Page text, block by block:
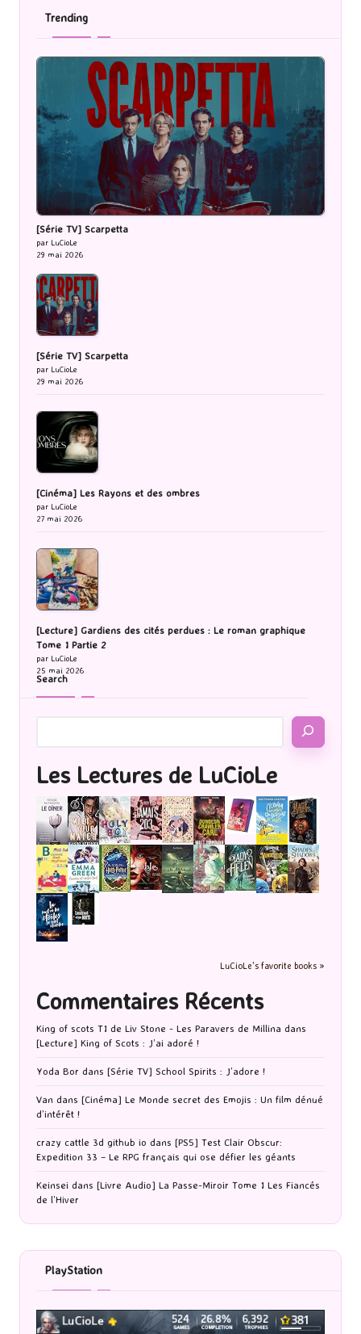
Trending
[Série TV] Scarpetta
par LuCioLe
29 mai 2026
[Série TV] Scarpetta
par LuCioLe
29 mai 2026
[Cinéma] Les Rayons et des ombres
par LuCioLe
27 mai 2026
[Lecture] Gardiens des cités perdues : Le roman graphique
Tome 1 Partie 2
par LuCioLe
25 mai 2026
Search
Les Lectures de LuCioLe
LuCioLe's favorite books »
Commentaires Récents
King of scots T1 de Liv Stone - Les Paravers de Millina dans
[Lecture] King of Scots : J’ai adoré !
Yoda Bor dans [Série TV] School Spirits : J’adore !
Van dans [Cinéma] Le Monde secret des Emojis : Un film dénué
d’intérêt !
crazy cattle 3d github io dans [PS5] Test Clair Obscur:
Expedition 33 – Le RPG français qui ose défier les géants
Keinsei dans [Livre Audio] La Passe-Miroir Tome 1 Les Fiancés
de l’Hiver
PlayStation